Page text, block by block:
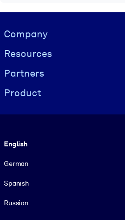
Visually hidden Text
Company
Resources
Partners
Product
English
German
Spanish
Russian